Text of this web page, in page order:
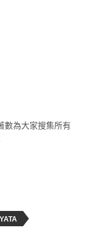
數為大家搜集所有
YATA